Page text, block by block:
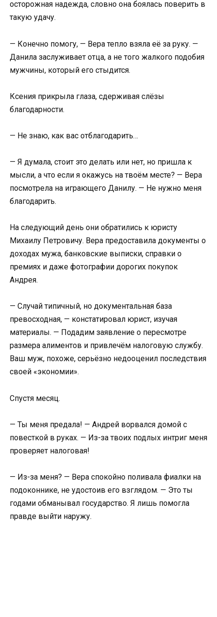
осторожная надежда, словно она боялась поверить в
такую удачу.
— Конечно помогу, — Вера тепло взяла её за руку. —
Данила заслуживает отца, а не того жалкого подобия
мужчины, который его стыдится.
Ксения прикрыла глаза, сдерживая слёзы
благодарности.
— Не знаю, как вас отблагодарить…
— Я думала, стоит это делать или нет, но пришла к
мысли, а что если я окажусь на твоём месте? — Вера
посмотрела на играющего Данилу. — Не нужно меня
благодарить.
На следующий день они обратились к юристу
Михаилу Петровичу. Вера предоставила документы о
доходах мужа, банковские выписки, справки о
премиях и даже фотографии дорогих покупок
Андрея.
— Случай типичный, но документальная база
превосходная, — констатировал юрист, изучая
материалы. — Подадим заявление о пересмотре
размера алиментов и привлечём налоговую службу.
Ваш муж, похоже, серьёзно недооценил последствия
своей «экономии».
Спустя месяц.
— Ты меня предала! — Андрей ворвался домой с
повесткой в руках. — Из-за твоих подлых интриг меня
проверяет налоговая!
— Из-за меня? — Вера спокойно поливала фиалки на
подоконнике, не удостоив его взглядом. — Это ты
годами обманывал государство. Я лишь помогла
правде выйти наружу.